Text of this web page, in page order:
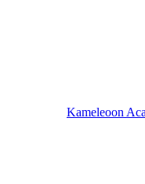
Kameleoon